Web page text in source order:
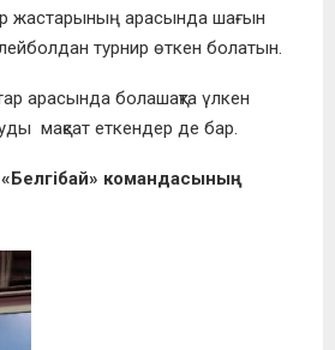
жастарының арасында шағын
турнир өткен болатын.
арасында болашақта үлкен
мақсат еткендер де бар.
командасының